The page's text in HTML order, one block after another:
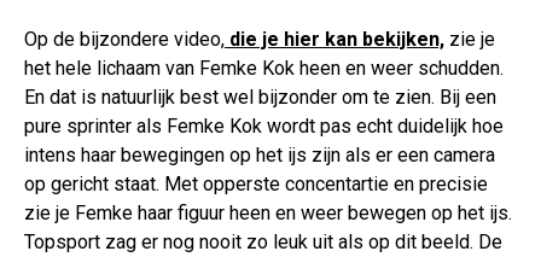
Op de bijzondere video, die je hier kan bekijken, zie je
het hele lichaam van Femke Kok heen en weer schudden.
En dat is natuurlijk best wel bijzonder om te zien. Bij een
pure sprinter als Femke Kok wordt pas echt duidelijk hoe
intens haar bewegingen op het ijs zijn als er een camera
op gericht staat. Met opperste concentartie en precisie
zie je Femke haar figuur heen en weer bewegen op het ijs.
Topsport zag er nog nooit zo leuk uit als op dit beeld. De